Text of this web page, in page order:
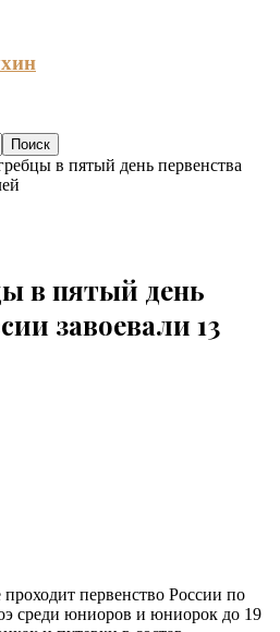
в пятый день первенства
в пятый день
завоевали 13
первенство России по
среди юниоров и юниорок до 19